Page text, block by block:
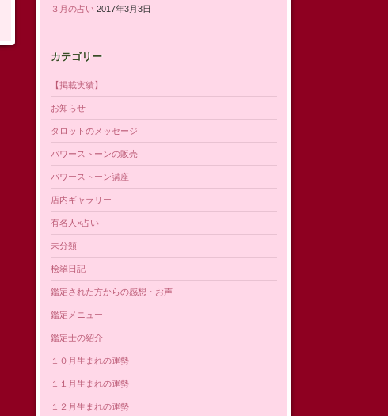
３月の占い 2017年3月3日
カテゴリー
【掲載実績】
お知らせ
タロットのメッセージ
パワーストーンの販売
パワーストーン講座
店内ギャラリー
有名人×占い
未分類
桧翠日記
鑑定された方からの感想・お声
鑑定メニュー
鑑定士の紹介
１０月生まれの運勢
１１月生まれの運勢
１２月生まれの運勢